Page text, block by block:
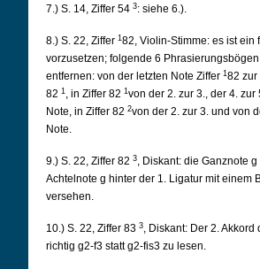
7.) S. 14, Ziffer 54 3: siehe 6.).
8.) S. 22, Ziffer 1 82, Violin-Stimme: es ist ein
vorzusetzen; folgende 6
entfernen: von der letzten Note Ziffer 1 82 zur
82 1 , in Ziffer 82 1 von der 2. zur 3., der 4. zur
Note, in Ziffer 82 2von der 2. zur 3. und von
Note.
9.) S. 22, Ziffer 82 3, Diskant: die Ganznote g
Achtelnote g hinter der 1. Ligatur mit einem
versehen.
10.) S. 22, Ziffer 83 3, Diskant: Der 2. Akkord
richtig g2-f3 statt g2-fis3 zu lesen.